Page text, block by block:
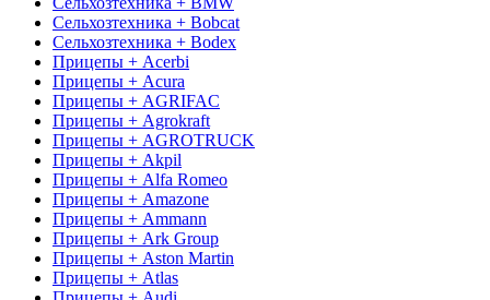
Сельхозтехника + Bobcat
Сельхозтехника + Bodex
Прицепы + Acerbi
Прицепы + Acura
Прицепы + AGRIFAC
Прицепы + Agrokraft
Прицепы + AGROTRUCK
Прицепы + Akpil
Прицепы + Alfa Romeo
Прицепы + Amazone
Прицепы + Ammann
Прицепы + Ark Group
Прицепы + Aston Martin
Прицепы + Atlas